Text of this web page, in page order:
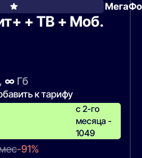
+ ТВ + Моб.
∞Гб
к тарифу
с 2-го
месяца -
1049
-91%